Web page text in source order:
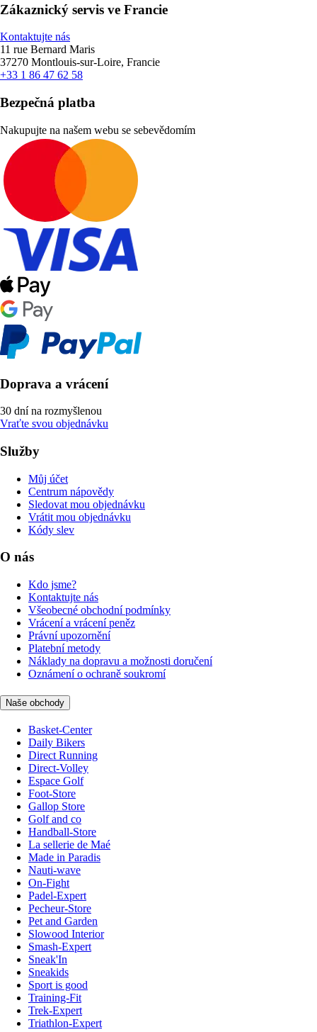
Zákaznický servis ve Francie
Kontaktujte nás
11 rue Bernard Maris
37270 Montlouis-sur-Loire, Francie
+33 1 86 47 62 58
Bezpečná platba
Nakupujte na našem webu se sebevědomím
Doprava a vrácení
30 dní na rozmyšlenou
Vraťte svou objednávku
Služby
Můj účet
Centrum nápovědy
Sledovat mou objednávku
Vrátit mou objednávku
Kódy slev
O nás
Kdo jsme?
Kontaktujte nás
Všeobecné obchodní podmínky
Vrácení a vrácení peněz
Právní upozornění
Platební metody
Náklady na dopravu a možnosti doručení
Oznámení o ochraně soukromí
Naše obchody
Basket-Center
Daily Bikers
Direct Running
Direct-Volley
Espace Golf
Foot-Store
Gallop Store
Golf and co
Handball-Store
La sellerie de Maé
Made in Paradis
Nauti-wave
On-Fight
Padel-Expert
Pecheur-Store
Pet and Garden
Slowood Interior
Smash-Expert
Sneak'In
Sneakids
Sport is good
Training-Fit
Trek-Expert
Triathlon-Expert